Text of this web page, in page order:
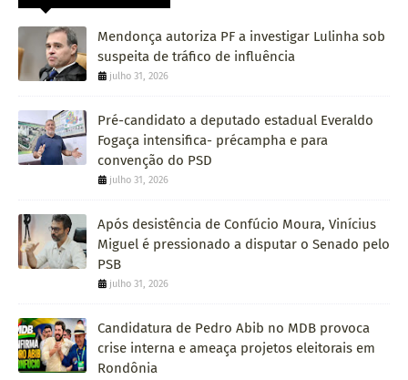
Mendonça autoriza PF a investigar Lulinha sob
suspeita de tráfico de influência
julho 31, 2026
Pré-candidato a deputado estadual Everaldo
Fogaça intensifica- précampha e para
convenção do PSD
julho 31, 2026
Após desistência de Confúcio Moura, Vinícius
Miguel é pressionado a disputar o Senado pelo
PSB
julho 31, 2026
Candidatura de Pedro Abib no MDB provoca
crise interna e ameaça projetos eleitorais em
Rondônia